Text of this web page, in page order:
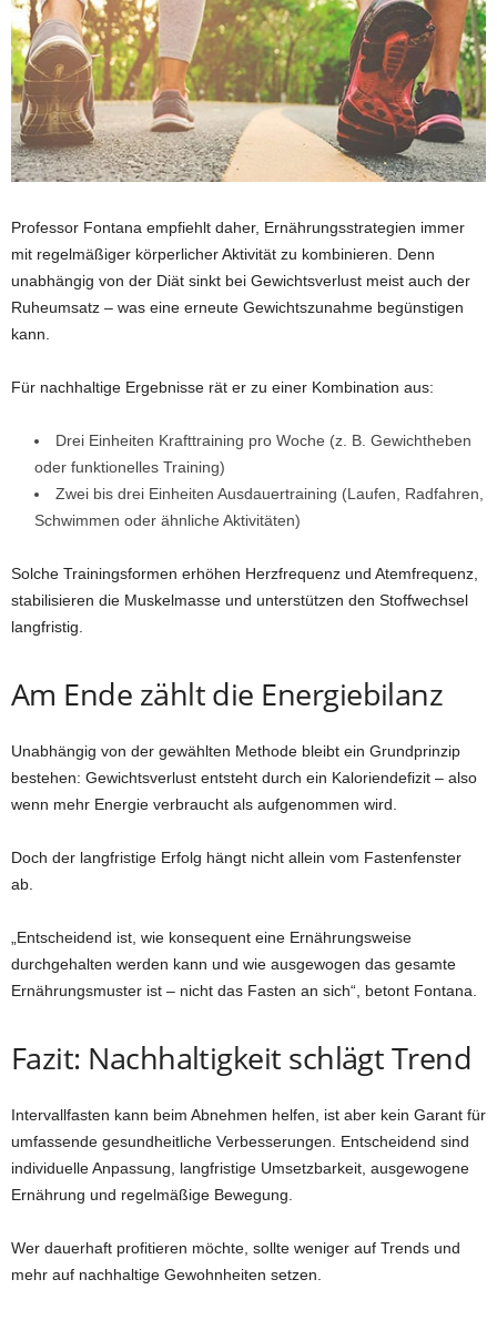
Professor Fontana empfiehlt daher, Ernährungsstrategien immer
mit regelmäßiger körperlicher Aktivität zu kombinieren. Denn
unabhängig von der Diät sinkt bei Gewichtsverlust meist auch der
Ruheumsatz – was eine erneute Gewichtszunahme begünstigen
kann.
Für nachhaltige Ergebnisse rät er zu einer Kombination aus:
Drei Einheiten Krafttraining pro Woche (z. B. Gewichtheben
oder funktionelles Training)
Zwei bis drei Einheiten Ausdauertraining (Laufen, Radfahren,
Schwimmen oder ähnliche Aktivitäten)
Solche Trainingsformen erhöhen Herzfrequenz und Atemfrequenz,
stabilisieren die Muskelmasse und unterstützen den Stoffwechsel
langfristig.
Am Ende zählt die Energiebilanz
Unabhängig von der gewählten Methode bleibt ein Grundprinzip
bestehen: Gewichtsverlust entsteht durch ein Kaloriendefizit – also
wenn mehr Energie verbraucht als aufgenommen wird.
Doch der langfristige Erfolg hängt nicht allein vom Fastenfenster
ab.
„Entscheidend ist, wie konsequent eine Ernährungsweise
durchgehalten werden kann und wie ausgewogen das gesamte
Ernährungsmuster ist – nicht das Fasten an sich“, betont Fontana.
Fazit: Nachhaltigkeit schlägt Trend
Intervallfasten kann beim Abnehmen helfen, ist aber kein Garant für
umfassende gesundheitliche Verbesserungen. Entscheidend sind
individuelle Anpassung, langfristige Umsetzbarkeit, ausgewogene
Ernährung und regelmäßige Bewegung.
Wer dauerhaft profitieren möchte, sollte weniger auf Trends und
mehr auf nachhaltige Gewohnheiten setzen.